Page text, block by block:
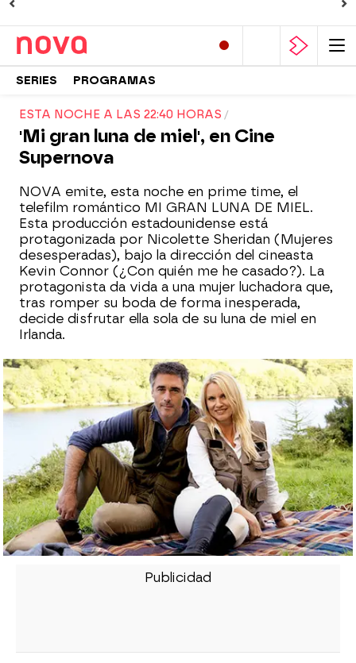
SERIES PROGRAMAS
ESTA NOCHE A LAS 22:40 HORAS
'Mi gran luna de miel', en Cine
Supernova
NOVA emite, esta noche en prime time, el
telefilm romántico MI GRAN LUNA DE MIEL.
Esta producción estadounidense está
protagonizada por Nicolette Sheridan (Mujeres
desesperadas), bajo la dirección del cineasta
Kevin Connor (¿Con quién me he casado?). La
protagonista da vida a una mujer luchadora que,
tras romper su boda de forma inesperada,
decide disfrutar ella sola de su luna de miel en
Irlanda.